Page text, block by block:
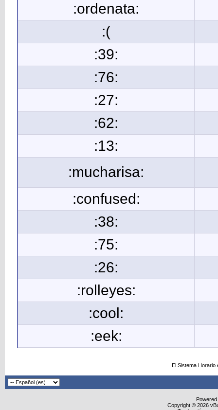
:ordenata:
:(
:39:
:76:
:27:
:62:
:13:
:mucharisa:
:confused:
:38:
:75:
:26:
:rolleyes:
:cool:
:eek:
El Sistema
Copyright © 2026